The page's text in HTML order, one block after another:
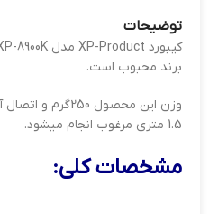
توضیحات
برند محبوب است.
وزن این محصول
1.5 متری مرغوب انجام میشود.
مشخصات کلی: